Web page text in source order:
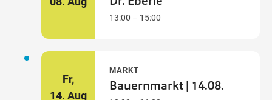
13:00 – 15:00
Fr,
14. Aug
MARKT
Bauernmarkt | 14.08.